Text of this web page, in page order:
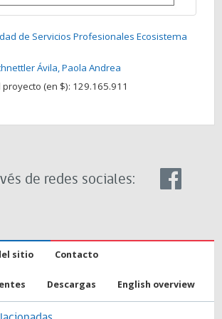
de Servicios Profesionales Ecosistema
Ávila, Paola Andrea
(en $): 129.165.911
de redes sociales:
sitio Contacto
Descargas English overview